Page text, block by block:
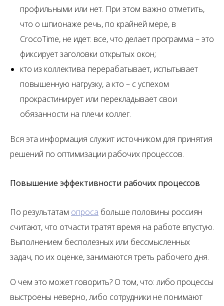
профильными или нет. При этом важно отметить,
что о шпионаже речь, по крайней мере, в
CrocoTime, не идет: все, что делает программа – это
фиксирует заголовки открытых окон;
кто из коллектива перерабатывает, испытывает
повышенную нагрузку, а кто – с успехом
прокрастинирует или перекладывает свои
обязанности на плечи коллег.
Вся эта информация служит источником для принятия
решений по оптимизации рабочих процессов.
Повышение эффективности рабочих процессов
По результатам опроса больше половины россиян
считают, что отчасти тратят время на работе впустую.
Выполнением бесполезных или бессмысленных
задач, по их оценке, занимаются треть рабочего дня.
О чем это может говорить? О том, что: либо процессы
выстроены неверно, либо сотрудники не понимают